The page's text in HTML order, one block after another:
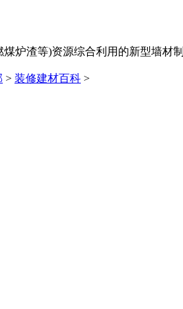
煤炉渣等)资源综合利用的新型墙材
> 装修建材百科 >